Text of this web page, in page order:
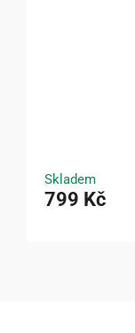
Skladem
799 Kč